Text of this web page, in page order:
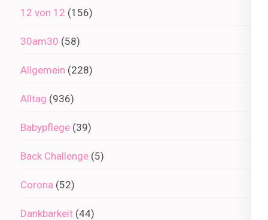
12 von 12 (156)
30am30 (58)
Allgemein (228)
Alltag (936)
Babypflege (39)
Back Challenge (5)
Corona (52)
Dankbarkeit (44)